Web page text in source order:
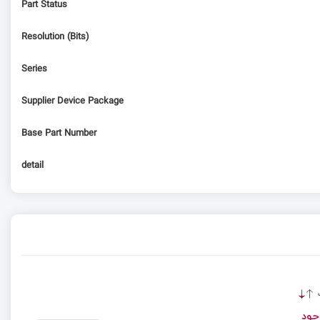
Part Status
Resolution (Bits)
Series
Supplier Device Package
Base Part Number
detail